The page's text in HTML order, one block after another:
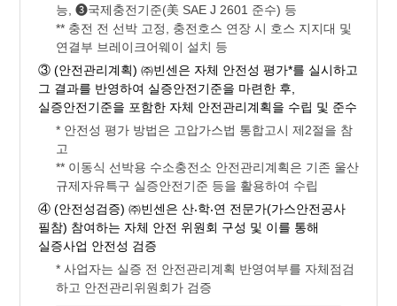
능, ➌국제충전기준(美 SAE J 2601 준수) 등
** 충전 전 선박 고정, 충전호스 연장 시 호스 지지대 및
연결부 브레이크어웨이 설치 등
③ (안전관리계획) ㈜빈센은 자체 안전성 평가*를 실시하고
그 결과를 반영하여 실증안전기준을 마련한 후,
실증안전기준을 포함한 자체 안전관리계획을 수립 및 준수
* 안전성 평가 방법은 고압가스법 통합고시 제2절을 참
고
** 이동식 선박용 수소충전소 안전관리계획은 기존 울산
규제자유특구 실증안전기준 등을 활용하여 수립
④ (안전성검증) ㈜빈센은 산⸳학⸳연 전문가(가스안전공사
필참) 참여하는 자체 안전 위원회 구성 및 이를 통해
실증사업 안전성 검증
* 사업자는 실증 전 안전관리계획 반영여부를 자체점검
하고 안전관리위원회가 검증